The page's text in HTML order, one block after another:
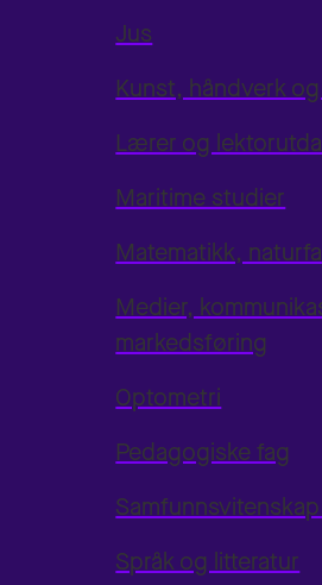
Jus
Kunst, håndverk
Lærer og
Maritime studier
Matematikk,
Medier,
markedsføring
Optometri
Pedagogiske fag
Språk og litteratur